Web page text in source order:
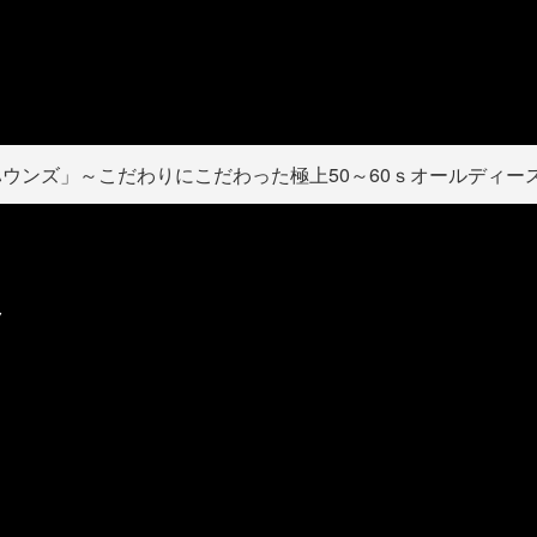
ンズ」～こだわりにこだわった極上50～60ｓオールディー